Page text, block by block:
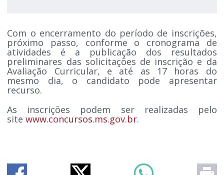
Com o encerramento do período de inscrições,
próximo passo, conforme o cronograma de
atividades é a publicação dos resultados
preliminares das solicitações de inscrição e da
Avaliação Curricular, e até as 17 horas do
mesmo dia, o candidato pode apresentar
recurso.
As inscrições podem ser realizadas pelo
sitewww.concursos.ms.gov.br.